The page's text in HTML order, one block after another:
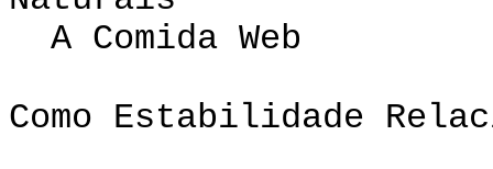
A Comida Web
Como Estabilidade